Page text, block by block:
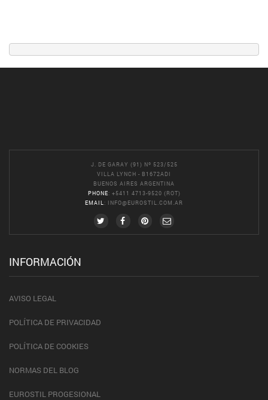
J. DE GARAY (91) Nº 523/525
VILLA LYNCH - B1672ADI
BUENOS AIRES ARGENTINA
PHONE: +5411 4713-9520 (ROT)
EMAIL : INFO@EUROSTIL.COM.AR
INFORMACIÓN
AVISO LEGAL
POLÍTICA DE PRIVACIDAD
POLÍTICA DE COOKIES
NORMAS DEL BLOG
EUROSTIL PROGESIONAL